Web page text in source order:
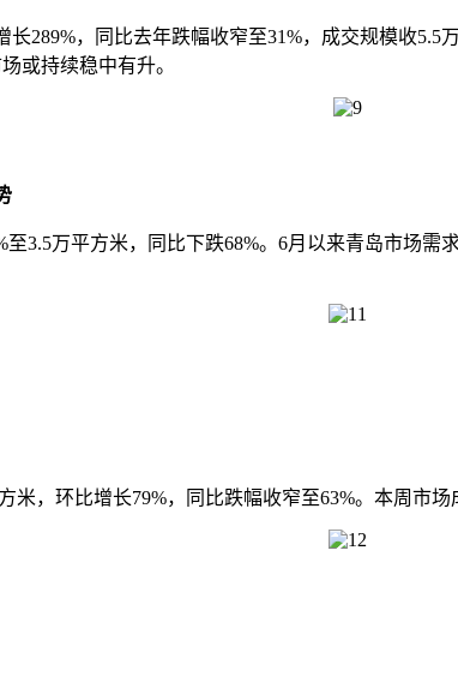
，同比去年跌幅收窄至31%，成交规模收5.5
或持续稳中有升。
万平方米，同比下跌68%。6月以来青岛市场需
，环比增长79%，同比跌幅收窄至63%。本周市